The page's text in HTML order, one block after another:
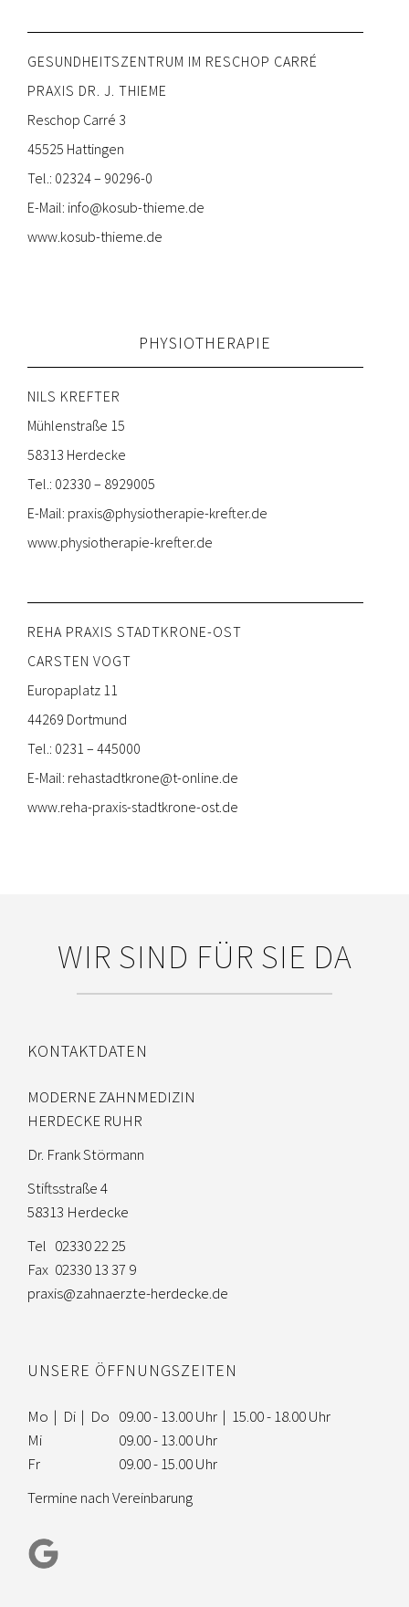
GESUNDHEITSZENTRUM IM RESCHOP CARRÉ
PRAXIS DR. J. THIEME
Reschop Carré 3
45525 Hattingen
Tel.: 02324 – 90296-0
E-Mail: info@kosub-thieme.de
www.kosub-thieme.de
PHYSIOTHERAPIE
NILS KREFTER
Mühlenstraße 15
58313 Herdecke
Tel.: 02330 – 8929005
E-Mail: praxis@physiotherapie-krefter.de
www.physiotherapie-krefter.de
REHA PRAXIS STADTKRONE-OST
CARSTEN VOGT
Europaplatz 11
44269 Dortmund
Tel.: 0231 – 445000
E-Mail: rehastadtkrone@t-online.de
www.reha-praxis-stadtkrone-ost.de
WIR SIND FÜR SIE DA
KONTAKTDATEN
MODERNE ZAHNMEDIZIN
HERDECKE RUHR
Dr. Frank Störmann
Stiftsstraße 4
58313 Herdecke
Tel 02330 22 25
Fax 02330 13 37 9
praxis@zahnaerzte-herdecke.de
UNSERE ÖFFNUNGSZEITEN
Mo | Di | Do 09.00 - 13.00 Uhr | 15.00 - 18.00 Uhr
Mi
09.00 - 13.00 Uhr
Fr
09.00 - 15.00 Uhr
Termine nach Vereinbarung